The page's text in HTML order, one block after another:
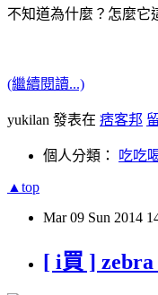
不知道為什麼？怎麼它
(繼續閱讀...)
yukilan 發表在 痞客邦
個人分類： 吃吃
▲top
Mar 09 Sun 2014
[ i買 ]